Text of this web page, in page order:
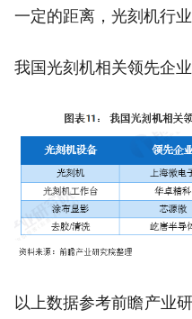
一定的距离，光刻机行
我国光刻机相关领先企
以上数据参考前瞻产业